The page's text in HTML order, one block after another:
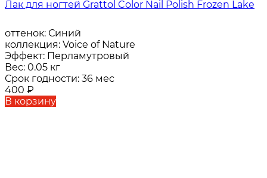
Лак для ногтей Grattol Color Nail Polish Frozen Lake
оттенок: Синий
коллекция: Voice of Nature
Эффект: Перламутровый
Вес: 0.05 кг
Срок годности: 36 мес
400 ₽
В корзину